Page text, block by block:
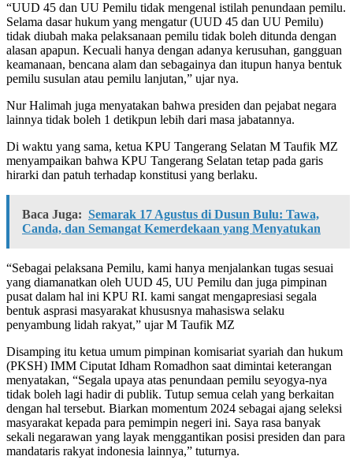
“UUD 45 dan UU Pemilu tidak mengenal istilah penundaan pemilu.
Selama dasar hukum yang mengatur (UUD 45 dan UU Pemilu)
tidak diubah maka pelaksanaan pemilu tidak boleh ditunda dengan
alasan apapun. Kecuali hanya dengan adanya kerusuhan, gangguan
keamanaan, bencana alam dan sebagainya dan itupun hanya bentuk
pemilu susulan atau pemilu lanjutan,” ujar nya.
Nur Halimah juga menyatakan bahwa presiden dan pejabat negara
lainnya tidak boleh 1 detikpun lebih dari masa jabatannya.
Di waktu yang sama, ketua KPU Tangerang Selatan M Taufik MZ
menyampaikan bahwa KPU Tangerang Selatan tetap pada garis
hirarki dan patuh terhadap konstitusi yang berlaku.
Baca Juga: Semarak 17 Agustus di Dusun Bulu: Tawa,
Canda, dan Semangat Kemerdekaan yang Menyatukan
“Sebagai pelaksana Pemilu, kami hanya menjalankan tugas sesuai
yang diamanatkan oleh UUD 45, UU Pemilu dan juga pimpinan
pusat dalam hal ini KPU RI. kami sangat mengapresiasi segala
bentuk asprasi masyarakat khususnya mahasiswa selaku
penyambung lidah rakyat,” ujar M Taufik MZ
Disamping itu ketua umum pimpinan komisariat syariah dan hukum
(PKSH) IMM Ciputat Idham Romadhon saat dimintai keterangan
menyatakan, “Segala upaya atas penundaan pemilu seyogya-nya
tidak boleh lagi hadir di publik. Tutup semua celah yang berkaitan
dengan hal tersebut. Biarkan momentum 2024 sebagai ajang seleksi
masyarakat kepada para pemimpin negeri ini. Saya rasa banyak
sekali negarawan yang layak menggantikan posisi presiden dan para
mandataris rakyat indonesia lainnya,” tuturnya.